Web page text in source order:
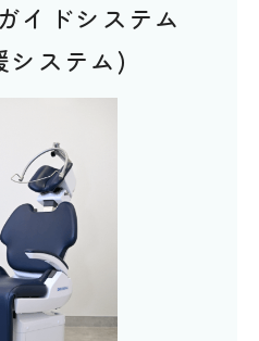
イドシステム
システム)